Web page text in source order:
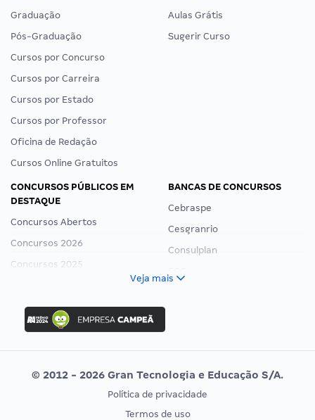
Graduação
Pós-Graduação
Cursos por Concurso
Cursos por Carreira
Cursos por Estado
Cursos por Professor
Oficina de Redação
Cursos Online Gratuitos
Aulas Grátis
Sugerir Curso
CONCURSOS PÚBLICOS EM
DESTAQUE
Concursos Abertos
Concursos 2026
Concursos 2025
Concurso Ibama
Concurso MPU
Editais publicados
BANCAS DE CONCURSOS
Cebraspe
Cesgranrio
Consulplan
Vunesp
CONCURSOS POR PROFISSÃO
EXAME DE ORDEM
Veja mais
© 2012 - 2026 Gran Tecnologia e Educação S/A.
Política de privacidade
Termos de uso